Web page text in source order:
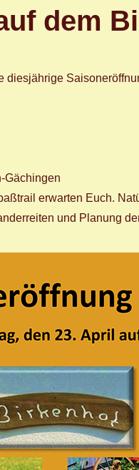
dem
diesjährige
Gächingen
erwarten Euch.
und Planung